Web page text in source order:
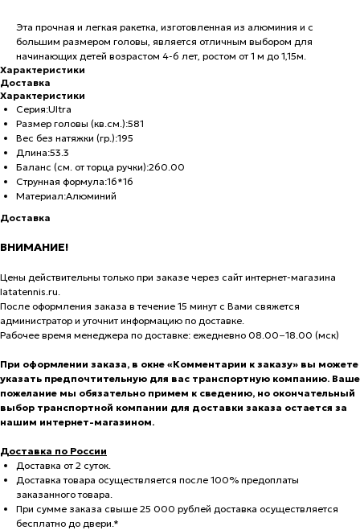
Эта прочная и легкая ракетка, изготовленная из алюминия и с
большим размером головы, является отличным выбором для
начинающих детей возрастом 4-6 лет, ростом от 1 м до 1,15м.
Характеристики
Доставка
Характеристики
Серия:Ultra
Размер головы (кв.см.):581
Вес без натяжки (гр.):195
Длина:53.3
Баланс (см. от торца ручки):260.00
Струнная формула:16*16
Материал:Алюминий
Доставка
ВНИМАНИЕ!
Цены действительны только при заказе через сайт интернет-магазина
latatennis.ru.
После оформления заказа в течение 15 минут с Вами свяжется
администратор и уточнит информацию по доставке.
Рабочее время менеджера по доставке: ежедневно 08.00−18.00 (мск)
При оформлении заказа, в окне «Комментарии к заказу» вы можете
указать предпочтительную для вас транспортную компанию. Ваше
пожелание мы обязательно примем к сведению, но окончательный
выбор транспортной компании для доставки заказа остается за
нашим интернет-магазином.
Доставка по России
Доставка от 2 суток.
Доставка товара осуществляется после 100% предоплаты
заказанного товара.
При сумме заказа свыше 25 000 рублей доставка осуществляется
бесплатно до двери.*